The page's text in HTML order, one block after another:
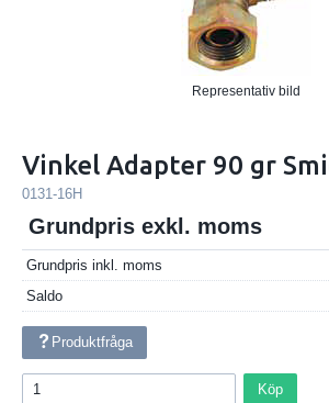
Representativ bild
Vinkel Adapter 90 gr
0131-16H
Grundpris exkl. moms
Grundpris inkl. moms
Saldo
Produktfråga
Köp